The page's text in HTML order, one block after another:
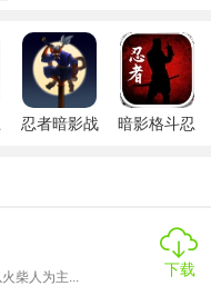
水遁等多种技能可供选
获取经验和金币，不断
的真相，体验到扣人心
忍者暗影战
暗影格斗忍
柴人为主...
下载